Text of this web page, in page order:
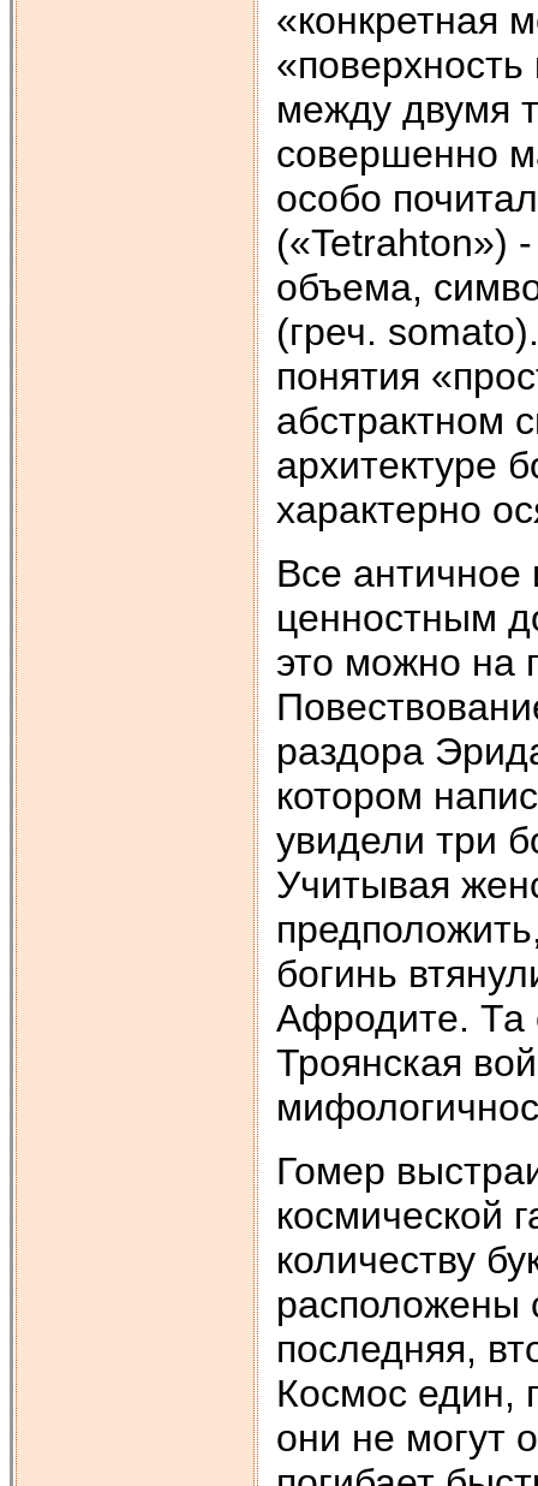
«конкретная
между двумя
совершенно
особо
(«Tetrahton»)
объема,
(греч.
понятия
абстрактном
архитектуре
характерно
Все античное
ценностным
это можно на
раздора
котором
увидели три
Учитывая
богинь
Афродите. Та
Троянская
Гомер
космической
количеству
расположены
последняя,
Космос един,
они не могут